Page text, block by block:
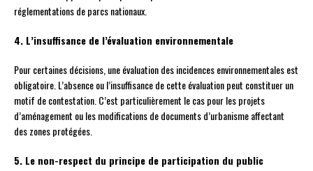
réglementations de parcs nationaux.
4. L’insuffisance de l’évaluation environnementale
Pour certaines décisions, une évaluation des incidences environnementales est
obligatoire. L’absence ou l’insuffisance de cette évaluation peut constituer un
motif de contestation. C’est particulièrement le cas pour les projets
d’aménagement ou les modifications de documents d’urbanisme affectant
des zones protégées.
5. Le non-respect du principe de participation du public